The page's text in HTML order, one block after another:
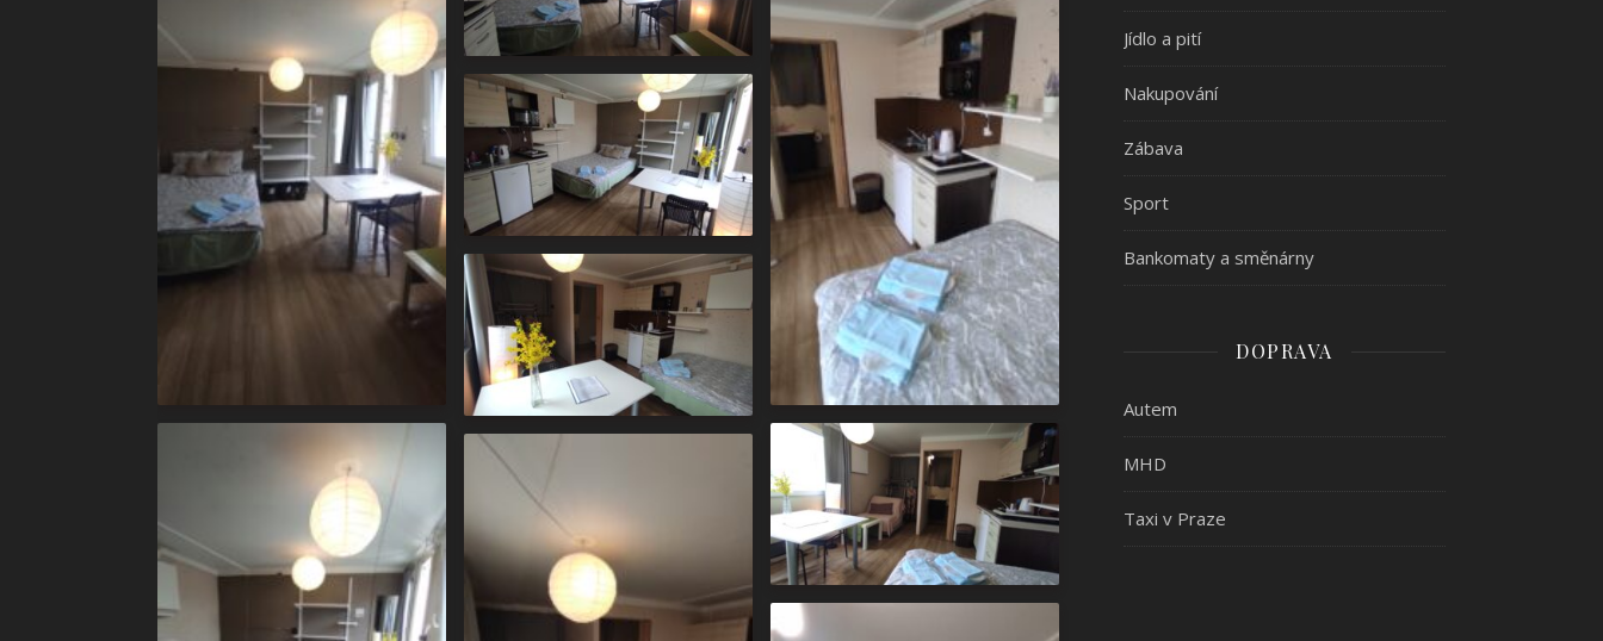
Jídlo a pití
Nakupování
Zábava
Sport
Bankomaty a směnárny
DOPRAVA
Autem
MHD
Taxi v Praze